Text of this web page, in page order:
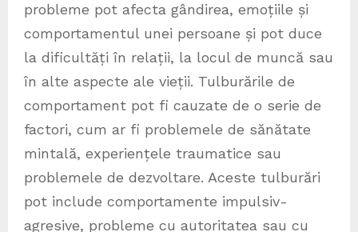
probleme pot afecta gândirea, emoțiile și
comportamentul unei persoane și pot duce
la dificultăți în relații, la locul de muncă sau
în alte aspecte ale vieții. Tulburările de
comportament pot fi cauzate de o serie de
factori, cum ar fi problemele de sănătate
mintală, experiențele traumatice sau
problemele de dezvoltare. Aceste tulburări
pot include comportamente impulsiv-
agresive, probleme cu autoritatea sau cu